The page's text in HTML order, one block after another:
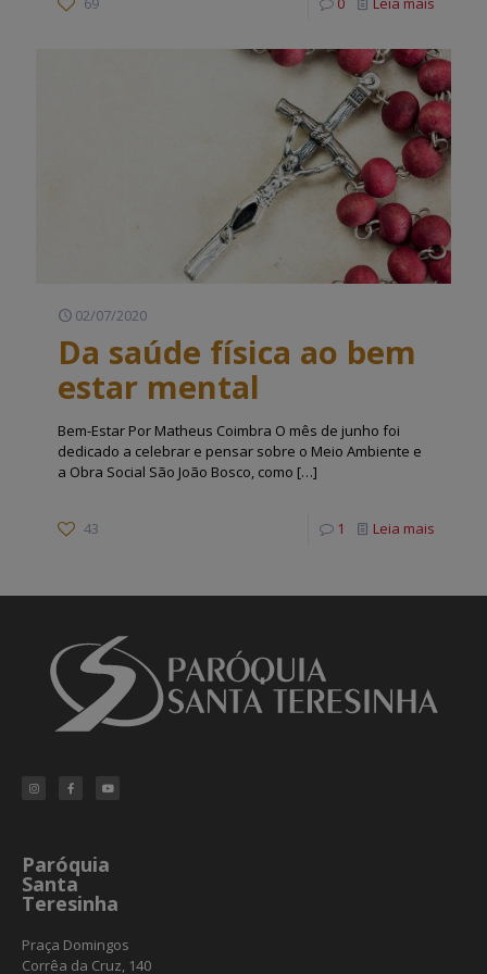
02/07/2020
Da saúde física ao bem
estar mental
Bem-Estar Por Matheus Coimbra O mês de junho foi
dedicado a celebrar e pensar sobre o Meio Ambiente e
a Obra Social São João Bosco, como […]
43 1 Leia mais
Paróquia
Santa
Teresinha
Praça Domingos
Corrêa da Cruz, 140